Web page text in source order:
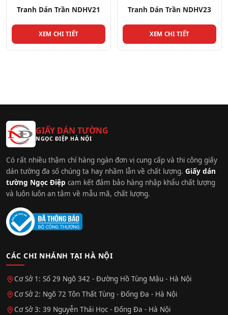
Tranh Dán Trần NDHV21
XEM CHI TIẾT
Tranh Dán Trần NDHV23
XEM CHI TIẾT
GIẤY DÁN TƯỜNG
NGỌC ĐIỆP HÀ NỘI
Có rất nhiều thậm chí hàng ngàn đơn vị cung cấp và thi công giấy
dán tường đa số chúng ta hay nhầm lẫn về chất lượng. Giấy dán
tường Ngọc Điệp cam kết đảm bảo hàng nhập khẩu chất lượng
và luôn luôn an tâm về mẫu mã, chất lượng.
CÁC CHI NHÁNH TẠI HÀ NỘI
Cơ Sở 1: Số 29 Ngõ 342 - Đường Hồ Tùng Mậu - Hà Nội
Cơ Sở 2: Ngõ 72 Tôn Thất Tùng - Đống Đa - Hà Nội
Cơ Sở 3: 39 Nguyễn Thái Học - Đống Đa - Hà Nội